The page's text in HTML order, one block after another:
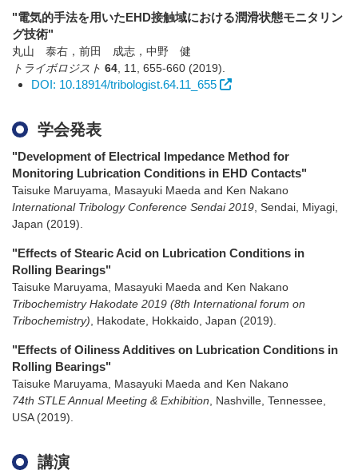
"電気的手法を用いたEHD接触域における潤滑状態モニタリン
グ技術"
丸山 泰右，前田 成志，中野 健
トライボロジスト 64 11 655-660 (2019)
DOI: 10.18914/tribologist.64.11_655
学会発表
"Development of Electrical Impedance Method for
Monitoring Lubrication Conditions in EHD Contacts"
Taisuke Maruyama, Masayuki Maeda and Ken Nakano
International Tribology Conference Sendai 2019 Sendai, Miyagi,
Japan (2019)
"Effects of Stearic Acid on Lubrication Conditions in
Rolling Bearings"
Taisuke Maruyama, Masayuki Maeda and Ken Nakano
Tribochemistry Hakodate 2019 (8th International forum on
Tribochemistry)
Hakodate, Hokkaido, Japan (2019)
"Effects of Oiliness Additives on Lubrication Conditions in
Rolling Bearings"
Taisuke Maruyama, Masayuki Maeda and Ken Nakano
74th STLE Annual Meeting & Exhibition
Nashville, Tennessee,
USA (2019)
講演